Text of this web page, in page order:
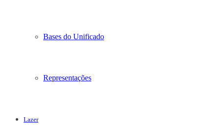
Bases do Unificado
Representações
Lazer